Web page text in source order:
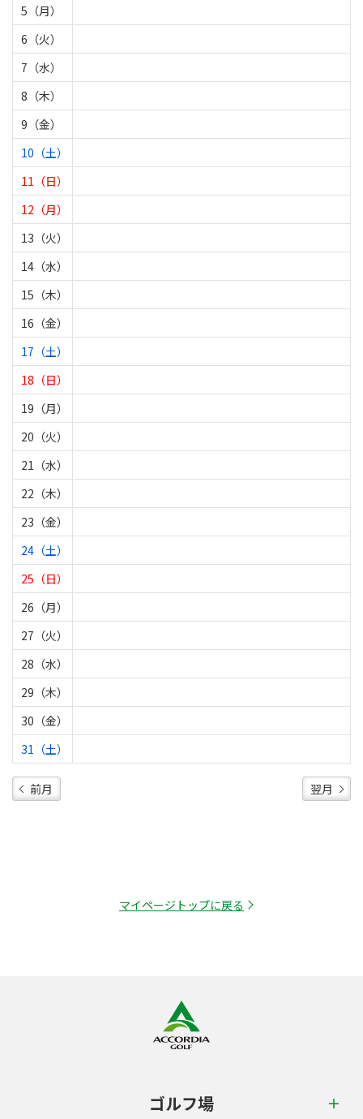
5（月）
6（火）
7（水）
8（木）
9（金）
10（土）
11（日）
12（月）
13（火）
14（水）
15（木）
16（金）
17（土）
18（日）
19（月）
20（火）
21（水）
22（木）
23（金）
24（土）
25（日）
26（月）
27（火）
28（水）
29（木）
30（金）
31（土）
前月 翌月
マイページトップに戻る
ゴルフ場